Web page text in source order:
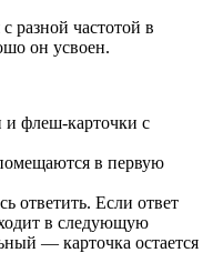
разной частотой в
он усвоен.
и флеш-карточки с
в первую
ответить. Если ответ
в следующую
— карточка остается